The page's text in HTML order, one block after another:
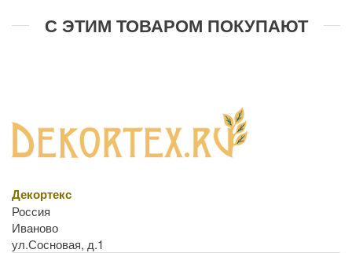
С ЭТИМ ТОВАРОМ ПОКУПАЮТ
Декортекс
Россия
Иваново
ул.Сосновая, д.1